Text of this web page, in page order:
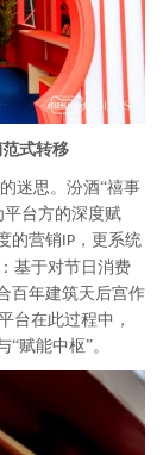
式转移
迷思。汾酒“禧事
台方的深度赋
的营销IP ，更系统
基于对节日消费
百年建筑天后宫作
台在此过程中，
赋能中枢”。